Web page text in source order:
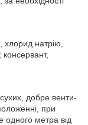
натрію,
сухих, добре венти­
при
одного метра від